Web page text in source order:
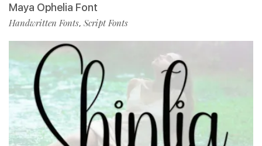
Maya Ophelia Font
Handwritten Fonts, Script Fonts